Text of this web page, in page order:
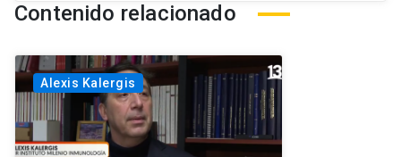
Contenido relacionado
Alexis Kalergis